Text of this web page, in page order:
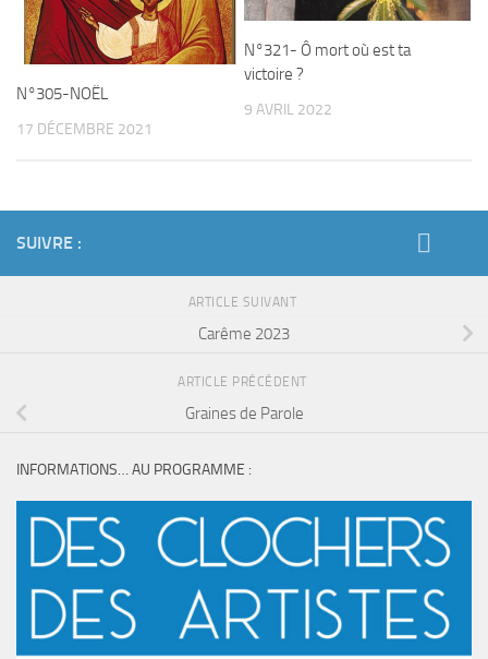
N°305-NOËL
17 DÉCEMBRE 2021
N°321- Ô mort où est ta
victoire ?
9 AVRIL 2022
SUIVRE :
ARTICLE SUIVANT
Carême 2023
ARTICLE PRÉCÉDENT
Graines de Parole
INFORMATIONS… AU PROGRAMME :